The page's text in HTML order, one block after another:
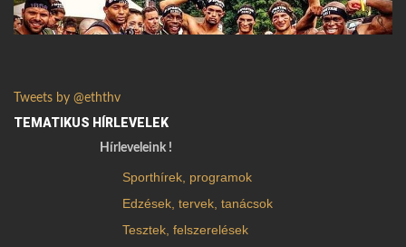
Tweets by @eththv
TEMATIKUS HÍRLEVELEK
Hírleveleink !
Sporthírek, programok
Edzések, tervek, tanácsok
Tesztek, felszerelések